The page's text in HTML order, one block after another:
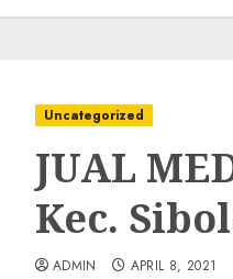
Uncategorized
JUAL
Kec.
ADMIN APRIL 8, 2021